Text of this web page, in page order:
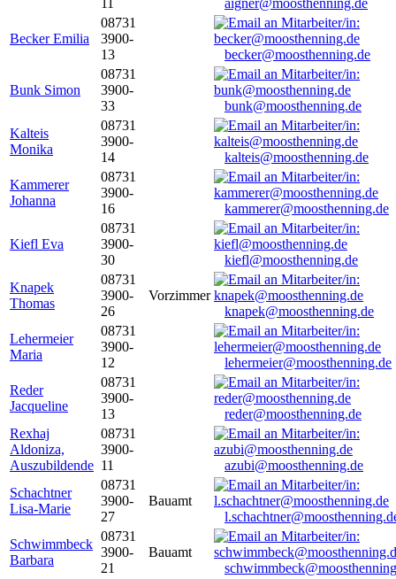
aigner@moosthenning.de
Becker Emilia
08731
3900-
13
becker@moosthenning.de
Bunk Simon
08731
3900-
33
bunk@moosthenning.de
Kalteis
Monika
08731
3900-
14
kalteis@moosthenning.de
Kammerer
Johanna
08731
3900-
16
kammerer@moosthenning.de
Kiefl Eva
08731
3900-
30
kiefl@moosthenning.de
Knapek
Thomas
08731
3900-
26
Vorzimmer
knapek@moosthenning.de
Lehermeier
Maria
08731
3900-
12
lehermeier@moosthenning.de
Reder
Jacqueline
08731
3900-
13
reder@moosthenning.de
Rexhaj
Aldoniza,
Auszubildende
08731
3900-
11
azubi@moosthenning.de
Schachtner
Lisa-Marie
08731
3900-
27
Bauamt
Schwimmbeck
Barbara
08731
3900-
21
Bauamt